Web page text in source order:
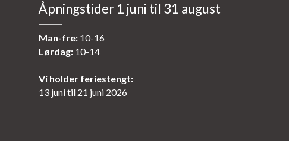
Åpningstider 1 juni til 31 august
Man-fre:10-16
Lørdag:10-14
Vi holder feriestengt:
13 juni til 21 juni 2026